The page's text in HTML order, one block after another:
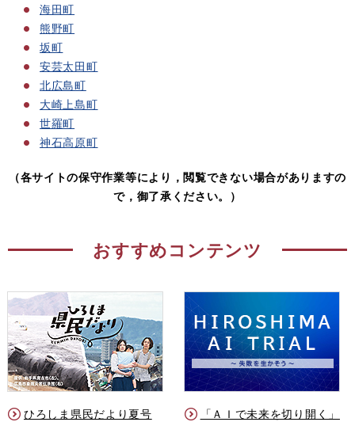
海田町
熊野町
坂町
安芸太田町
北広島町
大崎上島町
世羅町
神石高原町
（各サイトの保守作業等により，閲覧できない場合がありますの
で，御了承ください。）
おすすめコンテンツ
ひろしま県民だより夏号
「ＡＩで未来を切り開く」